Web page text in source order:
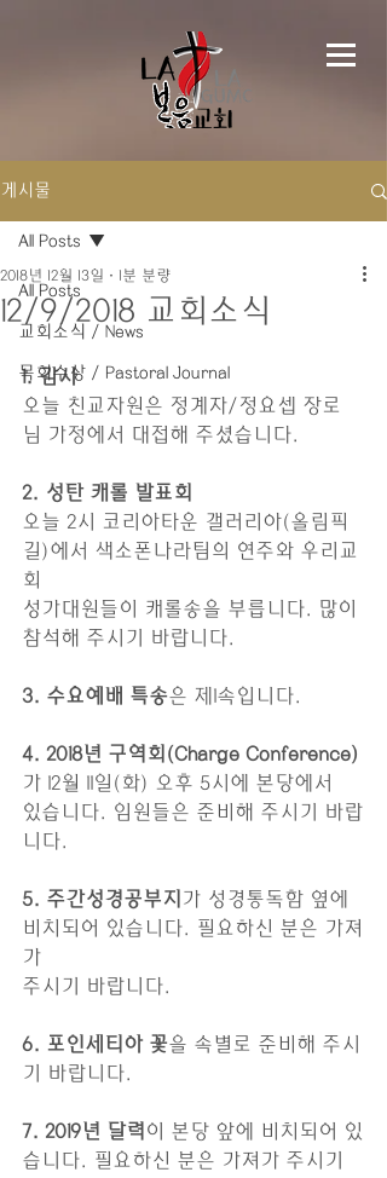
게시물
All Posts
교회소식 / News
목회수상 / Pastoral Journal
All Posts
12/9/2018 교회소식
2018년 12월 13일 1분 분량
1. 감사
오늘 친교자원은 정계자/정요셉 장로
님 가정에서 대접해 주셨습니다.
2. 성탄 캐롤 발표회
오늘 2시 코리아타운 갤러리아(올림픽
길)에서 색소폰나라팀의 연주와 우리교
회
성가대원들이 캐롤송을 부릅니다. 많이
참석해 주시기 바랍니다.
3. 수요예배 특송은 제1속입니다.
4. 2018년 구역회(Charge Conference)
가 12월 11일(화) 오후 5시에 본당에서
있습니다. 임원들은 준비해 주시기 바랍
니다.
5. 주간성경공부지 가 성경통독함 옆에
비치되어 있습니다. 필요하신 분은 가져
가
주시기 바랍니다.
6. 포인세티아 꽃을 속별로 준비해 주시
기 바랍니다.
7. 2019년 달력 이 본당 앞에 비치되어 있
습니다. 필요하신 분은 가져가 주시기